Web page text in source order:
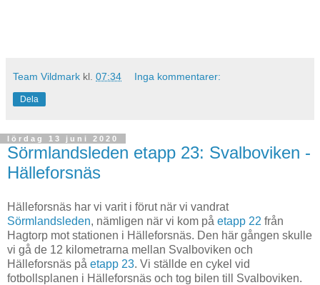
Team Vildmark kl. 07:34 Inga kommentarer:
Dela
lördag 13 juni 2020
Sörmlandsleden etapp 23: Svalboviken -
Hälleforsnäs
Hälleforsnäs har vi varit i förut när vi vandrat
Sörmlandsleden, nämligen när vi kom på etapp 22 från
Hagtorp mot stationen i Hälleforsnäs. Den här gången skulle
vi gå de 12 kilometrarna mellan Svalboviken och
Hälleforsnäs på etapp 23. Vi ställde en cykel vid
fotbollsplanen i Hälleforsnäs och tog bilen till Svalboviken.